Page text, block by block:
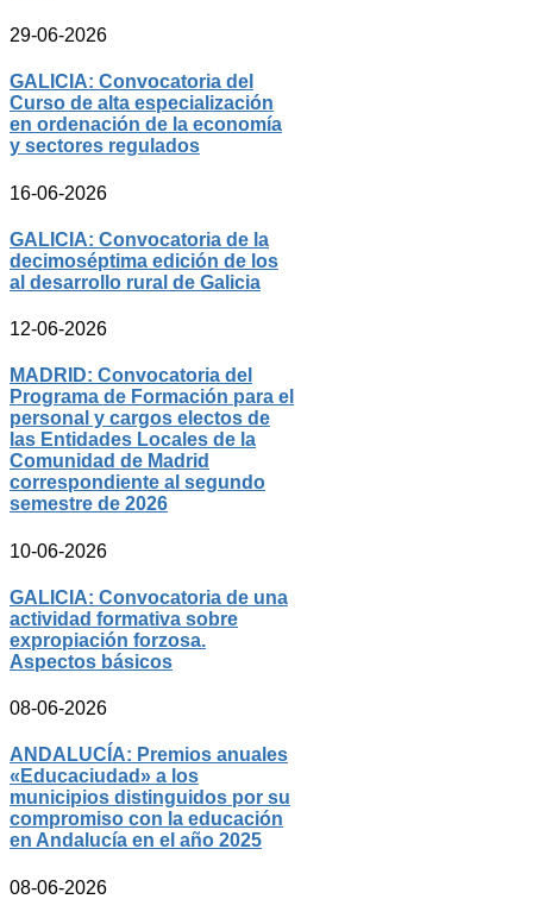
29-06-2026
GALICIA: Convocatoria del
Curso de alta especialización
en ordenación de la economía
y sectores regulados
16-06-2026
GALICIA: Convocatoria de la
decimoséptima edición de los
al desarrollo rural de Galicia
12-06-2026
MADRID: Convocatoria del
Programa de Formación para el
personal y cargos electos de
las Entidades Locales de la
Comunidad de Madrid
correspondiente al segundo
semestre de 2026
10-06-2026
GALICIA: Convocatoria de una
actividad formativa sobre
expropiación forzosa.
Aspectos básicos
08-06-2026
ANDALUCÍA: Premios anuales
«Educaciudad» a los
municipios distinguidos por su
compromiso con la educación
en Andalucía en el año 2025
08-06-2026